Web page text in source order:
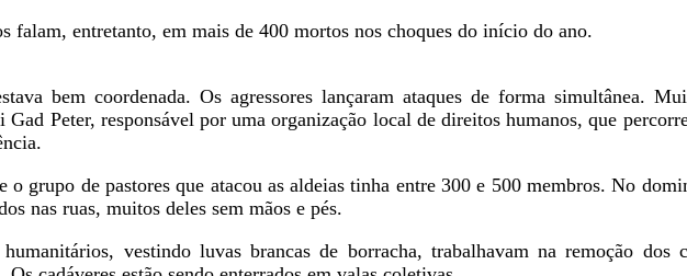
falam, entretanto, em mais de 400 mortos nos choques do início do ano.
bem coordenada. Os agressores lançaram ataques de forma simultânea.
Gad Peter, responsável por uma organização local de direitos humanos, que
o grupo de pastores que atacou as aldeias tinha entre 300 e 500 membros. No
nas ruas, muitos deles sem mãos e pés.
humanitários, vestindo luvas brancas de borracha, trabalhavam na remoção dos